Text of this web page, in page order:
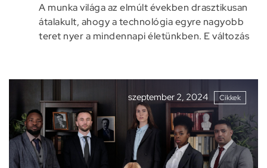
A munka világa az elmúlt években drasztikusan
átalakult, ahogy a technológia egyre nagyobb
teret nyer a mindennapi életünkben. E változás
szeptember 2, 2024 Cikkek